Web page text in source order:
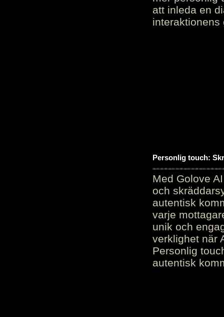
att inleda en
interaktionens
Personlig touch:
Med Golove
och
autentisk
varje
unik och
verklighet när
Personlig
autentisk